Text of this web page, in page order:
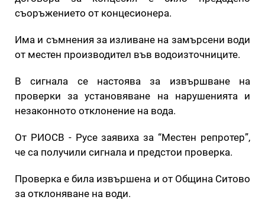
съоръжението от концесионера.
Има и съмнения за изливане на замърсени води
от местен производител във водоизточниците.
В сигнала се настоява за извършване на
проверки за установяване на нарушенията и
незаконното отклонение на вода.
От РИОСВ - Русе заявиха за “Местен репротер”,
че са получили сигнала и предстои проверка.
Проверка е била извършена и от Община Ситово
за отклоняване на води.